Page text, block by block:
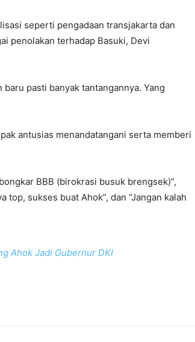
seperti pengadaan transjakarta dan
penolakan terhadap Basuki, Devi
pasti banyak tantangannya. Yang
antusias menandatangani serta memberi
BBB (birokrasi busuk brengsek)”,
top, sukses buat Ahok”, dan “Jangan kalah
Ahok Jadi Gubernur DKI